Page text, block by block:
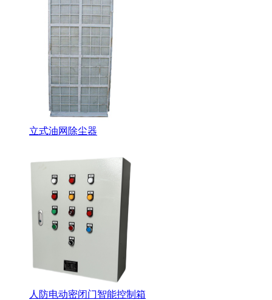
立式油网除尘器
人防电动密闭门智能控制箱